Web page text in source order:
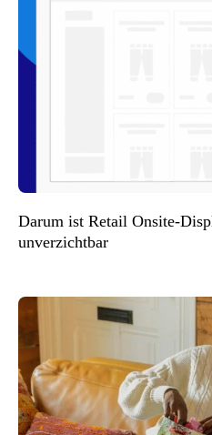
Darum ist Retail Onsite-
unverzichtbar